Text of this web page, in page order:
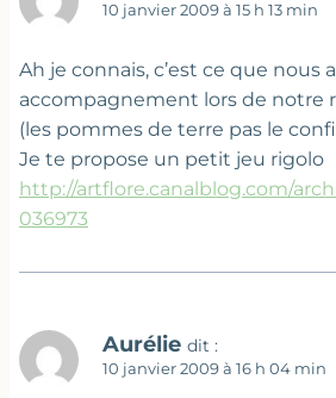
10 janvier 2009 à 15 h 13 min
Ah je connais, c’est ce que nous
accompagnement lors de notre
(les pommes de terre pas le
Je te propose un petit jeu rigolo
http://artflore.canalblog.com/
036973
Aurélie dit :
10 janvier 2009 à 16 h 04 min